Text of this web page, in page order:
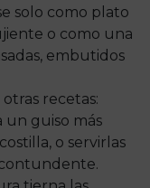
solo como plato
o como una
embutidos
recetas:
un guiso más
o servirlas